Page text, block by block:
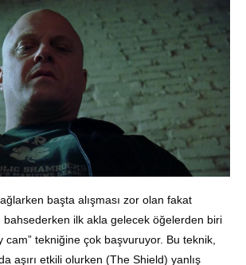
başta alışması zor olan fakat
bahsederken ilk akla gelecek öğelerden biri
cam” tekniğine çok başvuruyor. Bu teknik,
aşırı etkili olurken (The Shield) yanlış